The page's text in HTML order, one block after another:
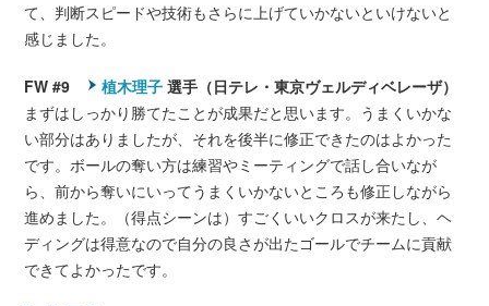
て、判断スピードや技術もさらに上げていかないといけないと
感じました。
FW #9 植木理子 選手（日テレ・東京ヴェルディベレーザ）
まずはしっかり勝てたことが成果だと思います。うまくいかな
い部分はありましたが、それを後半に修正できたのはよかった
です。ボールの奪い方は練習やミーティングで話し合いなが
ら、前から奪いにいってうまくいかないところも修正しながら
進めました。（得点シーンは）すごくいいクロスが来たし、ヘ
ディングは得意なので自分の良さが出たゴールでチームに貢献
できてよかったです。